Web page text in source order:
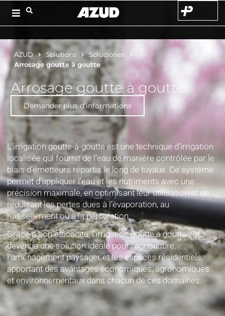
AZUD Solutions
Soluciones
Arrosage goutte à goutte
Arrosage goutte à goutte
Demander plus d'informations
L’irrigation goutte-à-goutte est une technique d’irrigation
localisée qui fournit de l’eau de manière contrôlée par le
biais d’émetteurs répartis le long de tuyaux. Ce système
permet d’appliquer l’eau et les nutriments avec une
précision maximale, en optimisant leur utilisation et en
réduisant les pertes dues à l’évaporation, au
ruissellement ou à la percolation.
Grâce à son efficacité, l’irrigation goutte à goutte est
devenue une solution idéale pour l’agriculture,
l’aménagement paysager et les espaces résidentiels,
apportant des avantages économiques, agronomiques
et environnementaux dans chacun de ces domaines.